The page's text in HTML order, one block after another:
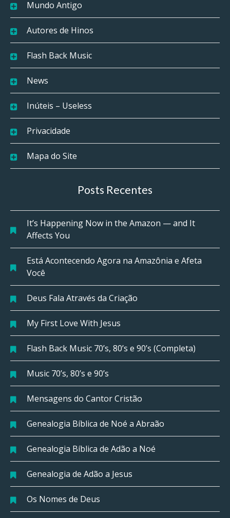
Mundo Antigo
Autores de Hinos
Flash Back Music
News
Inúteis – Useless
Privacidade
Mapa do Site
Posts Recentes
It’s Happening Now in the Amazon — and It
Affects You
Está Acontecendo Agora na Amazônia e Afeta
Você
Deus Fala Através da Criação
My First Love With Jesus
Flash Back Music 70’s, 80’s e 90’s (Completa)
Music 70’s, 80’s e 90’s
Mensagens do Cantor Cristão
Genealogia Bíblica de Noé a Abraão
Genealogia Bíblica de Adão a Noé
Genealogia de Adão a Jesus
Os Nomes de Deus